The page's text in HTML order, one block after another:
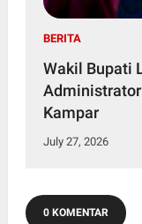
BERITA
Wakil Bupati
Kampar
July 27, 2026
0 KOMENTAR